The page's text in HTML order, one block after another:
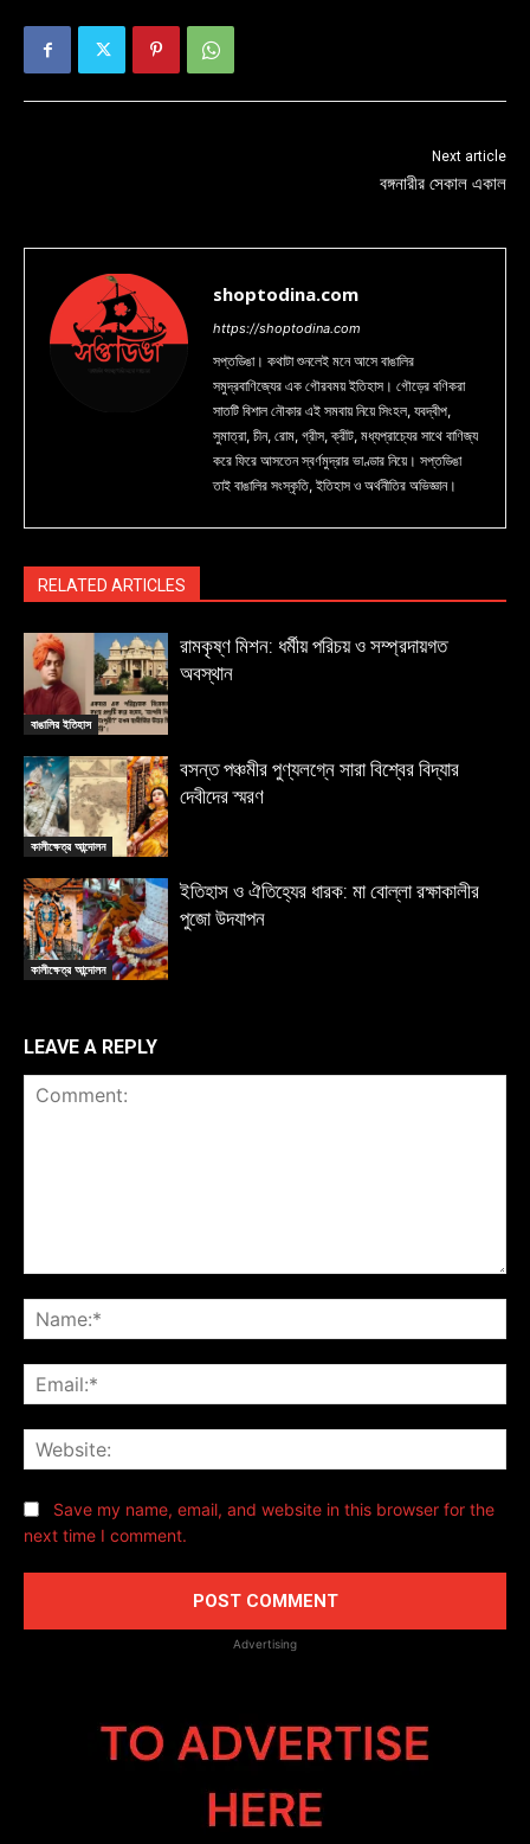
Next article
বঙ্গনারীর সেকাল একাল
shoptodina.com
https://shoptodina.com
সপ্তডিঙা। কথাটা শুনলেই মনে আসে বাঙালির
সমুদ্রবাণিজ্যের এক গৌরবময় ইতিহাস। গৌড়ের বণিকরা
সাতটি বিশাল নৌকার এই সমবায় নিয়ে সিংহল, যবদ্বীপ,
সুমাত্রা, চীন, রোম, গ্রীস, ক্রীট, মধ্যপ্রাচ্যের সাথে বাণিজ্য
করে ফিরে আসতেন স্বর্ণমুদ্রার ভাণ্ডার নিয়ে। সপ্তডিঙা
তাই বাঙালির সংস্কৃতি, ইতিহাস ও অর্থনীতির অভিজ্ঞান।
RELATED ARTICLES
বাঙালির ইতিহাস
রামকৃষ্ণ মিশন: ধর্মীয় পরিচয় ও সম্প্রদায়গত
অবস্থান
কালীক্ষেত্র আন্দোলন
বসন্ত পঞ্চমীর পুণ্যলগ্নে সারা বিশ্বের বিদ্যার
দেবীদের স্মরণ
কালীক্ষেত্র আন্দোলন
ইতিহাস ও ঐতিহ্যের ধারক: মা বোল্লা রক্ষাকালীর
পুজো উদযাপন
LEAVE A REPLY
Save my name, email, and website in this browser for the
next time I comment.
Advertising